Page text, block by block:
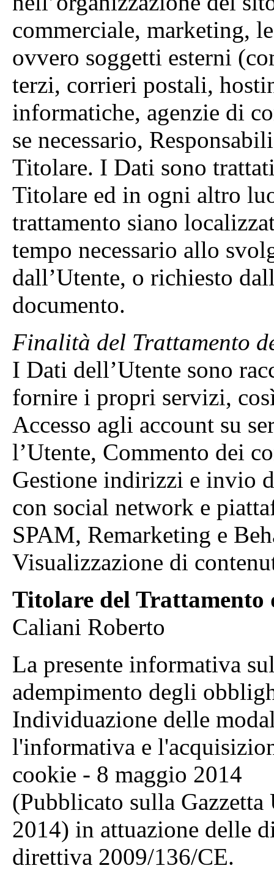
commerciale, marketing,
ovvero soggetti esterni
terzi, corrieri postali,
informatiche, agenzie di
se necessario,
Titolare. I Dati sono
Titolare ed in ogni altro
trattamento siano
tempo necessario allo
dall’Utente, o richiesto
documento.
Finalità del Trattamento
I Dati dell’Utente sono
fornire i propri servizi,
Accesso agli account su
l’Utente, Commento dei
Gestione indirizzi e invio
con social network e
SPAM, Remarketing e
Visualizzazione di
Titolare del Trattamento
Caliani Roberto
La presente informativa
adempimento degli
Individuazione delle
l'informativa e
cookie - 8 maggio 2014
(Pubblicato sulla
2014) in attuazione delle
direttiva 2009/136/CE.